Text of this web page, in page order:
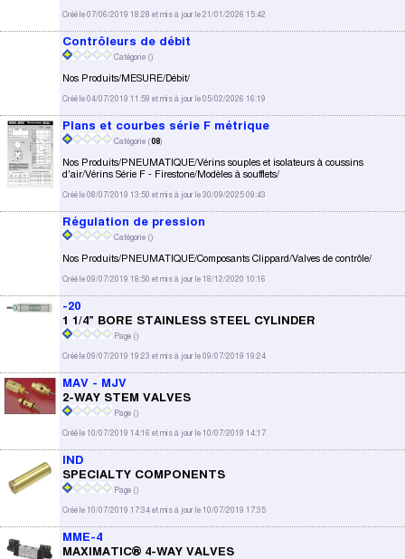
Créé le 07/06/2019 18:28 et mis à jour le 21/01/2026 15:42
Contrôleurs de débit
Catégorie ()
Nos Produits/MESURE/Débit/
Créé le 04/07/2019 11:59 et mis à jour le 05/02/2026 16:19
Plans et courbes série F métrique
Catégorie (08)
Nos Produits/PNEUMATIQUE/Vérins souples et isolateurs à coussins
d'air/Vérins Série F - Firestone/Modèles à soufflets/
Créé le 08/07/2019 13:50 et mis à jour le 30/09/2025 09:43
Régulation de pression
Catégorie ()
Nos Produits/PNEUMATIQUE/Composants Clippard/Valves de contrôle/
Créé le 09/07/2019 18:50 et mis à jour le 18/12/2020 10:16
-20
1 1/4” BORE STAINLESS STEEL CYLINDER
Page ()
Créé le 09/07/2019 19:23 et mis à jour le 09/07/2019 19:24
MAV - MJV
2-WAY STEM VALVES
Page ()
Créé le 10/07/2019 14:16 et mis à jour le 10/07/2019 14:17
IND
SPECIALTY COMPONENTS
Page ()
Créé le 10/07/2019 17:34 et mis à jour le 10/07/2019 17:35
MME-4
MAXIMATIC® 4-WAY VALVES